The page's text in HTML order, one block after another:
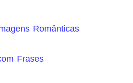
Românticas
Frases